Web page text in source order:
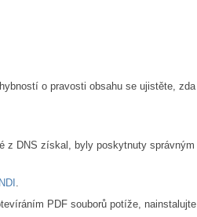
o pravosti obsahu se ujistěte, zda
z DNS získal, byly poskytnuty správným
.
PDF souborů potíže, nainstalujte